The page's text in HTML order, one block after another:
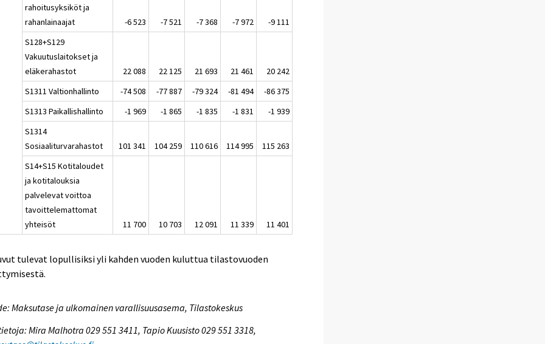
rahoitusyksiköt ja
rahanlainaajat
-6 523 -7 521 -7 368 -7 972
-9 111
S128+S129
Vakuutuslaitokset ja
eläkerahastot
22 088 22 125 21 693 21 461
20 242
S1311 Valtionhallinto
-74 508 -77 887 -79 324 -81 494
-86 375
S1313 Paikallishallinto
-1 969 -1 865 -1 835 -1 831
-1 939
S1314
Sosiaaliturvarahastot
101 341 104 259 110 616 114 995
115 263
S14+S15 Kotitaloudet
ja kotitalouksia
palvelevat voittoa
tavoittelemattomat
yhteisöt
11 700 10 703 12 091 11 339 11 401
tulevat lopullisiksi yli kahden vuoden kuluttua tilastovuoden
Maksutase ja ulkomainen varallisuusasema, Tilastokeskus
Mira Malhotra 029 551 3411, Tapio Kuusisto 029 551 3318,